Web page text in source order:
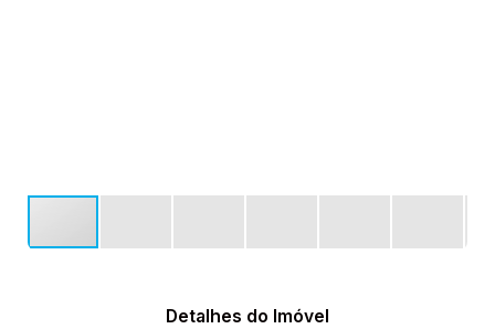
Detalhes do Imóvel